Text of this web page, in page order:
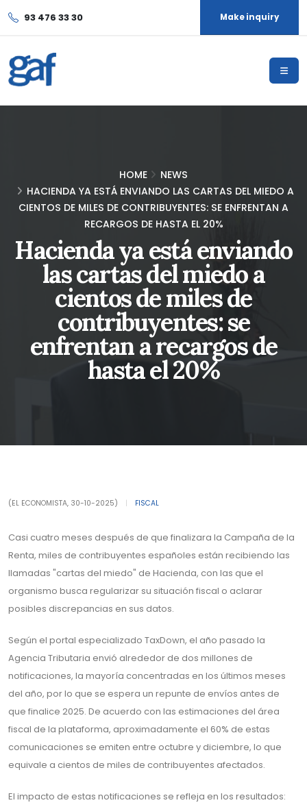
93 476 33 30 Make inquiry
HOME
NEWS
HACIENDA YA ESTÁ ENVIANDO LAS CARTAS DEL MIEDO A
CIENTOS DE MILES DE CONTRIBUYENTES: SE ENFRENTAN A
RECARGOS DE HASTA EL 20%
Hacienda ya está enviando
las cartas del miedo a
cientos de miles de
contribuyentes: se
enfrentan a recargos de
hasta el 20%
(EL ECONOMISTA, 30-10-2025) FISCAL
Casi cuatro meses después de que finalizara la Campaña de la
Renta, miles de contribuyentes españoles están recibiendo las
llamadas "cartas del miedo" de Hacienda, con las que el
organismo busca regularizar su situación fiscal o aclarar
posibles discrepancias en sus datos.
Según el portal especializado TaxDown, el año pasado la
Agencia Tributaria envió alrededor de dos millones de
notificaciones, la mayoría concentradas en los últimos meses
del año, por lo que se espera un repunte de envíos antes de
que finalice 2025. De acuerdo con las estimaciones del área
fiscal de la plataforma, aproximadamente el 60% de estas
comunicaciones se emiten entre octubre y diciembre, lo que
equivale a cientos de miles de contribuyentes afectados.
El impacto de estas notificaciones se refleja en los resultados: